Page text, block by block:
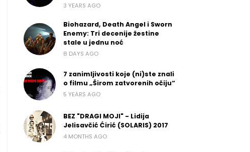
3 YEARS AGO
Biohazard, Death Angel i Sworn
Enemy: Tri decenije žestine
stale u jednu noć
8 DAYS AGO
7 zanimljivosti koje (ni)ste znali
o filmu „Širom zatvorenih očiju“
5 YEARS AGO
BEZ "DRAGI MOJI" - Lidija
Jelisavčić Ćirić (SOLARIS) 2017
4 MONTHS AGO